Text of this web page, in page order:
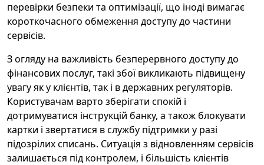
перевірки безпеки та оптимізації, що іноді вимагає
короткочасного обмеження доступу до частини
сервісів.
З огляду на важливість безперервного доступу до
фінансових послуг, такі збої викликають підвищену
увагу як у клієнтів, так і в державних регуляторів.
Користувачам варто зберігати спокій і
дотримуватися інструкцій банку, а також блокувати
картки і звертатися в службу підтримки у разі
підозрілих списань. Ситуація з відновленням сервісів
залишається під контролем, і більшість клієнтів